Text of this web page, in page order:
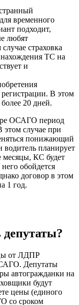
временного
подходит,
любят
страховка
нахождения ТС на
и
В этом
20 дней.
ОСАГО период
этом случае при
понижающий
планирует
месяцы, КС будет
него обойдется
договор в этом
1 год.
от ЛДПР
Депутаты
автогражданки на
будут
цены (единого
со сроком